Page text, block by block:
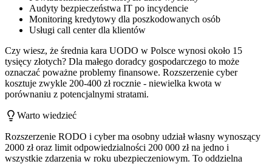
Audyty bezpieczeństwa IT po incydencie
Monitoring kredytowy dla poszkodowanych osób
Usługi call center dla klientów
Czy wiesz, że średnia kara UODO w Polsce wynosi około 15
tysięcy złotych? Dla małego doradcy gospodarczego to może
oznaczać poważne problemy finansowe. Rozszerzenie cyber
kosztuje zwykle 200-400 zł rocznie - niewielka kwota w
porównaniu z potencjalnymi stratami.
Warto wiedzieć
Rozszerzenie RODO i cyber ma osobny udział własny wynoszący
2000 zł oraz limit odpowiedzialności 200 000 zł na jedno i
wszystkie zdarzenia w roku ubezpieczeniowym. To oddzielna